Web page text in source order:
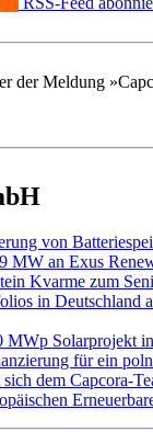
der Meldung
von
MW an Exus
Kvarme zum
in Deutschland
MWp Solarprojekt
für ein
dem Capcora-